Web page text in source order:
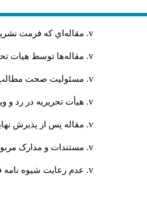
مقاله‌اي كه فرمت
مقاله‌ها توسط هیات
مسئوليت صحت مطالب
هيأت تحريريه در رد و
مقاله پس از پذيرش
مستندات و مدارک
عدم رعایت شیوه